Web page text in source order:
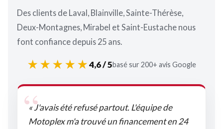
Des clients de Laval, Blainville, Sainte-Thérèse,
Deux-Montagnes, Mirabel et Saint-Eustache nous
font confiance depuis 25 ans.
★★★★★4,6 / 5basé sur 200+ avis Google
« J'avais été refusé partout. L'équipe de
Motoplex m'a trouvé un financement en 24